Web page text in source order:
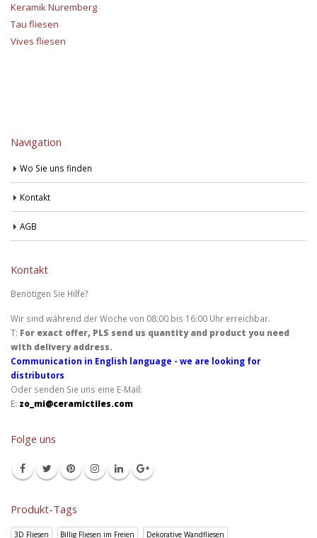
Keramik Nuremberg
Tau fliesen
Vives fliesen
Navigation
Wo Sie uns finden
Kontakt
AGB
Kontakt
Benötigen Sie Hilfe?
Wir sind während der Woche von 08:00 bis 16:00 Uhr erreichbar.
T: For exact offer, PLS send us quantity and product you need
with delivery address.
Communication in English language - we are looking for
distributors
Oder senden Sie uns eine E-Mail:
E: zo_mi@ceramictiles.com
Folge uns
Produkt-Tags
3D Fliesen Billig Fliesen im Freien Dekorative Wandfliesen